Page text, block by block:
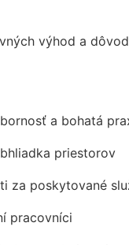
výhod a
a bohatá
priestorov
za poskytované
pracovníci